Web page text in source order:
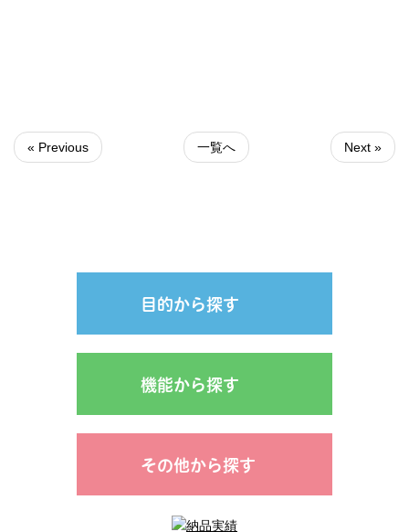
« Previous 一覧へ Next »
目的から探す
機能から探す
その他から探す